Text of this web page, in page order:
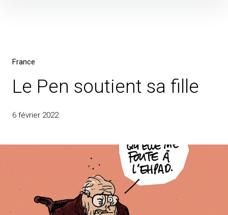
France
Le Pen soutient sa fille
6 février 2022